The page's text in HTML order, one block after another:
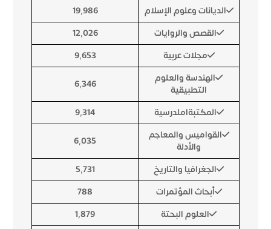
الديانات وعلوم الإسلام
19,986
القصص والروايات
12,026
مجلات عربية
9,653
الهندسة والعلوم
التطبيقية
6,346
المكتبةاملدرسية
9,314
القواميس والمعاجم
والأدلة
6,035
الجغرافيا والتاريخ
5,731
أبحاث المؤتمرات
788
العلوم البحتة
1,879